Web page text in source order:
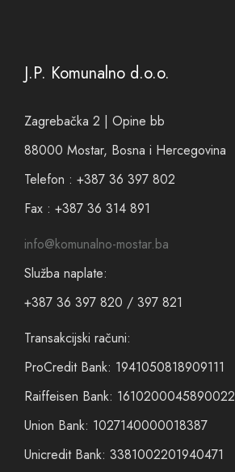
J.P. Komunalno d.o.o.
Zagrebačka 2 | Opine bb
88000 Mostar, Bosna i Hercegovina
Telefon : +387 36 397 802
Fax : +387 36 314 891
info@komunalno-mostar.ba
Služba naplate:
+387 36 397 820 / 397 821
Transakcijski računi:
ProCredit Bank: 1941050818909111
Raiffeisen Bank: 1610200045890022
Union Bank: 1027140000018387
Unicredit Bank: 3381002201940471